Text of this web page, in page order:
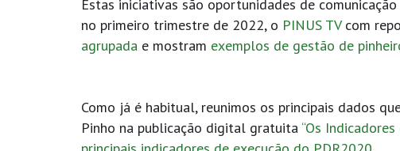
Estas iniciativas são oportunidades de
no primeiro trimestre de 2022, o PINUS TV com
agrupada e mostram exemplos de gestão de
Como já é habitual, reunimos os principais dados
Pinho na publicação digital gratuita “Os